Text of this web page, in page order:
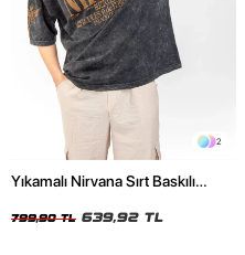
2
Yıkamalı Nirvana Sırt Baskılı
799,90 TL 639,92 TL